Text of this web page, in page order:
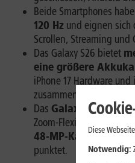
Beide Smartphones
120 Hz und eignen sich
Scrollen, Streaming und
Das Galaxy S26 bietet
eine größere
iPhone 17 Hardware
zusammenarbeiten.
Das Galaxy S26bietet
Zoom-Flexibilität,
48-MP-Kamerasund
punktet.
Diese
Notwendig: